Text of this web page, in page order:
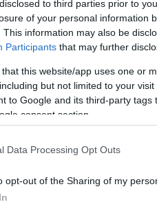
to third parties prior to
of your personal information
This information may also be
Participants that may further
that this website/app uses one or
but not limited to your
to Google and its third-party
consent section.
Data Processing Opt Outs
opt-out of the Sharing of my